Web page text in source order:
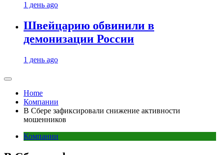
1 день ago
Швейцарию обвинили в
демонизации России
1 день ago
Home
Компании
В Сбере зафиксировали снижение активности
мошенников
Компании